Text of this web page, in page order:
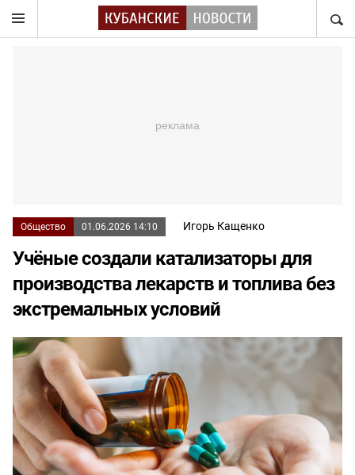
Общество 01.06.2026 14:10 Игорь Кащенко
Учёные создали катализаторы для
производства лекарств и топлива без
экстремальных условий